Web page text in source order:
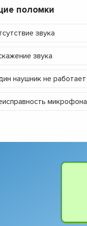
поломки
звука
звука
наушник не работает
микрофона